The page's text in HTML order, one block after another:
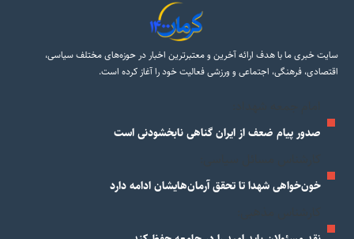
سایت خبری ما با هدف ارائه آخرین و معتبرترین اخبار در حوزه‌های مختلف سیاسی،
اقتصادی، فرهنگی، اجتماعی و ورزشی فعالیت خود را آغاز کرده است.
صدور پیام ضعف از ایران گناهی نابخشودنی است
خون‌خواهی شهدا تا تحقق آرمان‌هایشان ادامه دارد